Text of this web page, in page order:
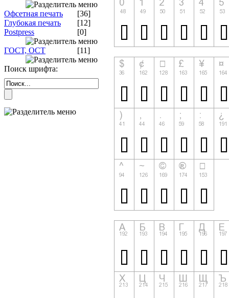
Офсетная печать
[36]
Глубокая печать
[12]
Postpress
[0]
ГОСТ, ОСТ [11]
Поиск шрифта: